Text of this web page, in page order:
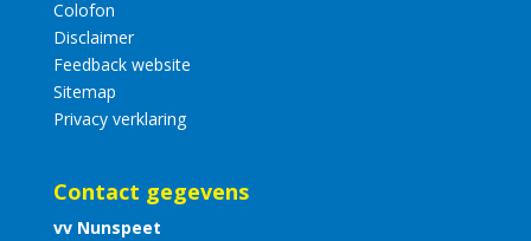
Colofon
Disclaimer
Feedback website
Sitemap
Privacy verklaring
Contact gegevens
vv Nunspeet